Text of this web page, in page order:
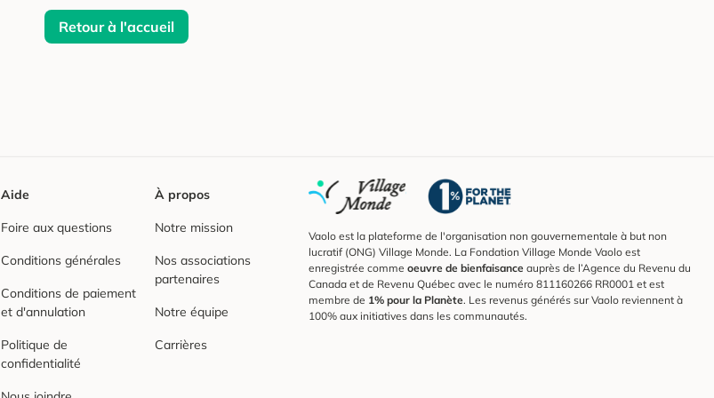
Retour à l'accueil
Aide
Foire aux questions
Conditions générales
Conditions de paiement
et d'annulation
Politique de
confidentialité
À propos
Notre mission
Nos associations
partenaires
Notre équipe
Carrières
Vaolo est la plateforme de l'organisation non gouvernementale à but non
lucratif (ONG) Village Monde. La Fondation Village Monde Vaolo est
enregistrée comme oeuvre de bienfaisance auprès de l’Agence du Revenu du
Canada et de Revenu Québec avec le numéro 811160266 RR0001 et est
membre de 1% pour la Planète. Les revenus générés sur Vaolo reviennent à
100% aux initiatives dans les communautés.